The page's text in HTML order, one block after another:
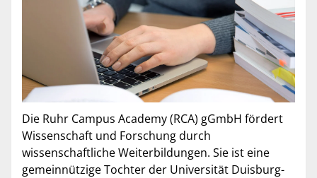
Die Ruhr Campus Academy (RCA) gGmbH fördert
Wissenschaft und Forschung durch
wissenschaftliche Weiterbildungen. Sie ist eine
gemeinnützige Tochter der Universität Duisburg-